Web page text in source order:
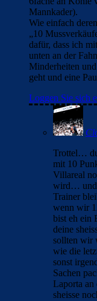
Mannkader).
Wie einfach
„10
dafür, dass ich
unten an der
Minderheiten
geht und eine
Loggen Sie sich
Trottel… du
mit 10
Villareal
wird… und
Trainer
wenn wir
bist eh ein
deine
sollten wir
wie die
sonst
Sachen
Laporta an
sheisse